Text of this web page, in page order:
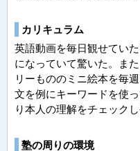
カリキュラム
英語動画を毎日観せてい
になっていて驚いた。ま
リーもののミニ絵本を毎
文を例にキーワードを使
り本人の理解をチェック
塾の周りの環境